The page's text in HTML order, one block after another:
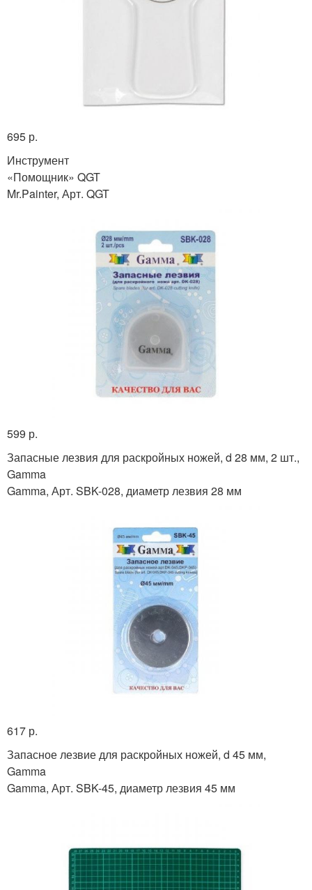
695 р.
Инструмент
«Помощник» QGT
Mr.Painter, Арт. QGT
599 р.
Запасные лезвия для раскройных ножей, d 28 мм, 2 шт.,
Gamma
Gamma, Арт. SBK-028, диаметр лезвия 28 мм
617 р.
Запасное лезвие для раскройных ножей, d 45 мм,
Gamma
Gamma, Арт. SBK-45, диаметр лезвия 45 мм